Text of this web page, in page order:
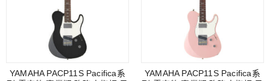
YAMAHA PACP11S Pacifica系
YAMAHA PACP11S Pacifica系